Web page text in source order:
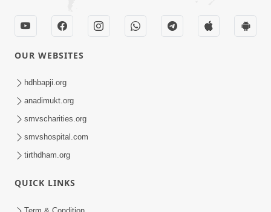
OUR WEBSITES
hdhbapji.org
anadimukt.org
smvscharities.org
smvshospital.com
tirthdham.org
QUICK LINKS